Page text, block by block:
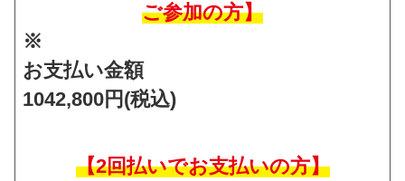
ご参加の方】
※
お支払い金額
1042,800円(税込)
【2回払いでお支払いの方】